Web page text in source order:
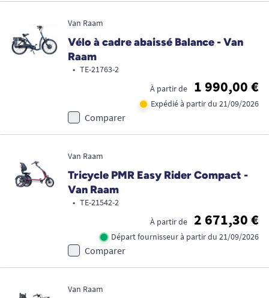
Van Raam
Vélo à cadre abaissé Balance - Van
Raam
• TE-21763-2
À partir de
1 990,00 €
Expédié à partir du 21/09/2026
Comparer
Van Raam
Tricycle PMR Easy Rider Compact -
Van Raam
• TE-21542-2
À partir de
2 671,30 €
Départ fournisseur à partir du 21/09/2026
Comparer
Van Raam